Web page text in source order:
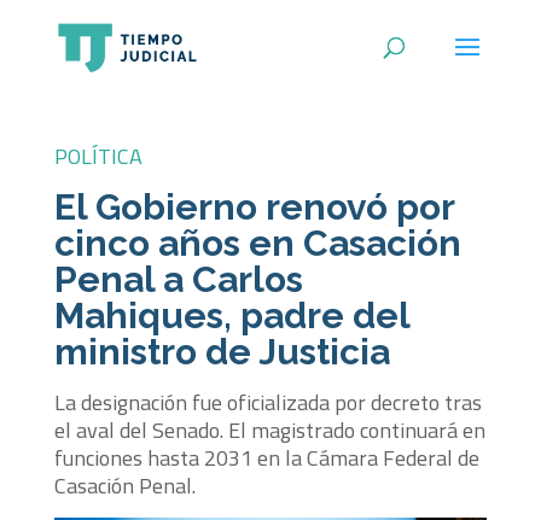
POLÍTICA
El Gobierno renovó por
cinco años en Casación
Penal a Carlos
Mahiques, padre del
ministro de Justicia
La designación fue oficializada por decreto tras
el aval del Senado. El magistrado continuará en
funciones hasta 2031 en la Cámara Federal de
Casación Penal.